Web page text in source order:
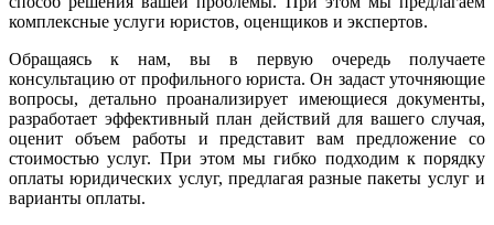
комплексные услуги юристов, оценщиков и экспертов.
Обращаясь к нам, вы в первую очередь получаете
консультацию от профильного юриста. Он задаст уточняющие
вопросы, детально проанализирует имеющиеся документы,
разработает эффективный план действий для вашего случая,
оценит объем работы и представит вам предложение со
стоимостью услуг. При этом мы гибко подходим к порядку
оплаты юридических услуг, предлагая разные пакеты услуг и
варианты оплаты.